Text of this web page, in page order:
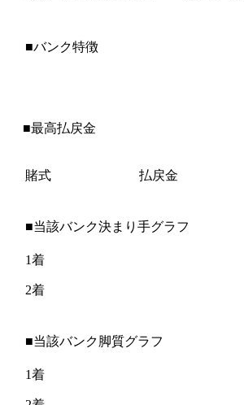
■バンク特徴
■最高払戻金
賭式 払戻金
■当該バンク決まり手グラフ
1着
2着
■当該バンク脚質グラフ
1着